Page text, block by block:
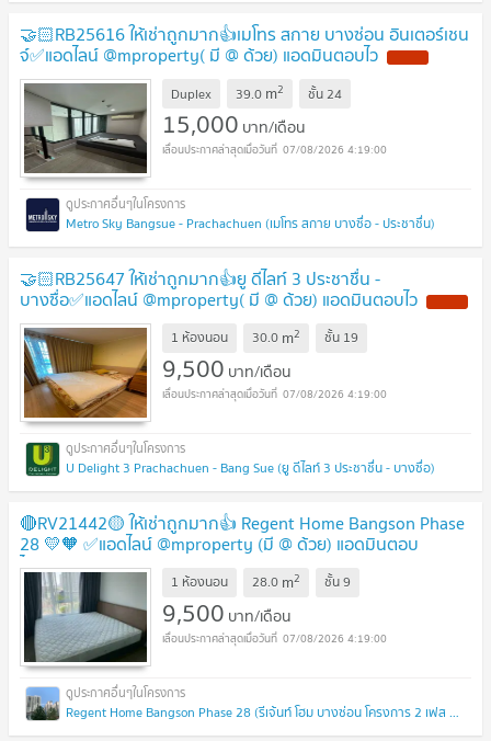
🤝🏻RB25616 ให้เช่าถูกมาก👍เมโทร สกาย บางซ่อน อินเตอร์เชน
จ์✅แอดไลน์ @mproperty( มี @ ด้วย) แอดมินตอบไว
Duplex 39.0 m2 ชั้น24
15,000 บาท/เดือน
07/08/2026 4:19:00
Metro Sky Bangsue - Prachachuen (เมโทร สกาย บางซื่อ - ประชาชื่น)
🤝🏻RB25647 ให้เช่าถูกมาก👍ยู ดีไลท์ 3 ประชาชื่น -
บางซื่อ✅แอดไลน์ @mproperty( มี @ ด้วย) แอดมินตอบไว
1 ห้องนอน 30.0 m2 ชั้น 19
9,500 บาท/เดือน
07/08/2026 4:19:00
U Delight 3 Prachachuen - Bang Sue (ยู ดีไลท์ 3 ประชาชื่น - บางซื่อ)
🔴RV21442🟡 ให้เช่าถูกมาก👍 Regent Home Bangson Phase
28 💛🧡 ✅แอดไลน์ @mproperty (มี @ ด้วย) แอดมินตอบ
ไว
1 ห้องนอน 28.0 m2 ชั้น9
9,500 บาท/เดือน
07/08/2026 4:19:00
Regent Home Bangson Phase 28 (รีเจ้นท์ โฮม บางซ่อน โครงการ 2 เฟส 28)